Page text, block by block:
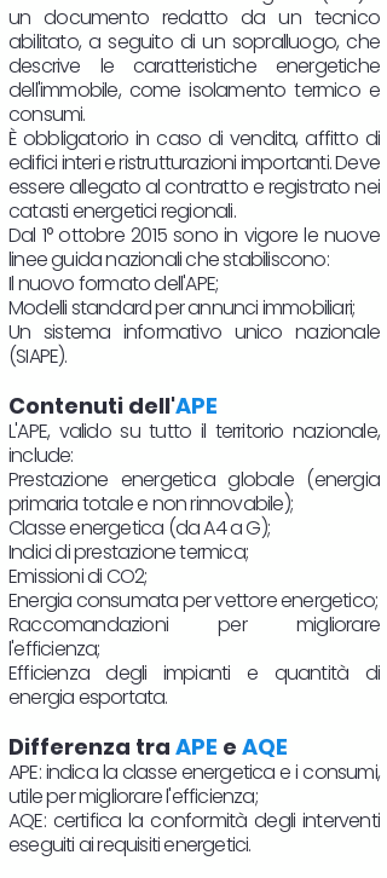
un documento redatto da un tecnico
abilitato, a seguito di un sopralluogo, che
descrive le caratteristiche energetiche
dell'immobile, come isolamento termico e
consumi.
È obbligatorio in caso di vendita, affitto di
edifici interi e ristrutturazioni importanti. Deve
essere allegato al contratto e registrato nei
catasti energetici regionali.
Dal 1° ottobre 2015 sono in vigore le nuove
linee guida nazionali che stabiliscono:
Il nuovo formato dell'APE;
Modelli standard per annunci immobiliari;
Un sistema informativo unico nazionale
(SIAPE).
Contenuti dell'APE
L'APE, valido su tutto il territorio nazionale,
include:
Prestazione energetica globale (energia
primaria totale e non rinnovabile);
Classe energetica (da A4 a G);
Indici di prestazione termica;
Emissioni di CO2;
Energia consumata per vettore energetico;
Raccomandazioni per migliorare
l'efficienza;
Efficienza degli impianti e quantità di
energia esportata.
Differenza tra APE e AQE
APE: indica la classe energetica e i consumi,
utile per migliorare l'efficienza;
AQE: certifica la conformità degli interventi
eseguiti ai requisiti energetici.